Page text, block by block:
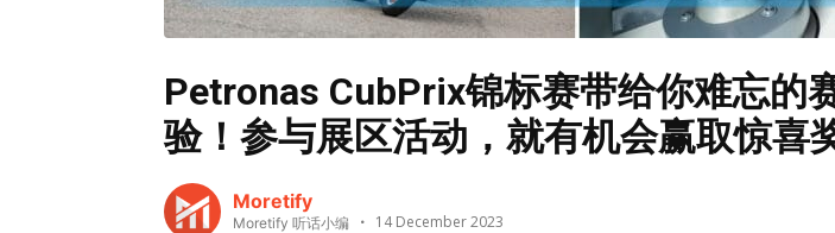
Petronas CubPrix锦标赛带给你难忘的
验！参与展区活动，就有机会赢取惊喜
Moretify
Moretify 听话小编 14 December 2023